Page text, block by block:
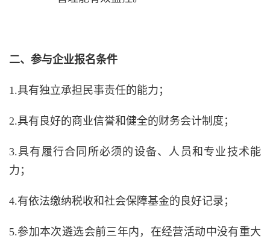
二、参与企业报名条件
1.具有独立承担民事责任的能力；
2.具有良好的商业信誉和健全的财务会计制度；
3.具有履行合同所必须的设备、人员和专业技术能
力；
4.有依法缴纳税收和社会保障基金的良好记录；
5.参加本次遴选会前三年内，在经营活动中没有重大